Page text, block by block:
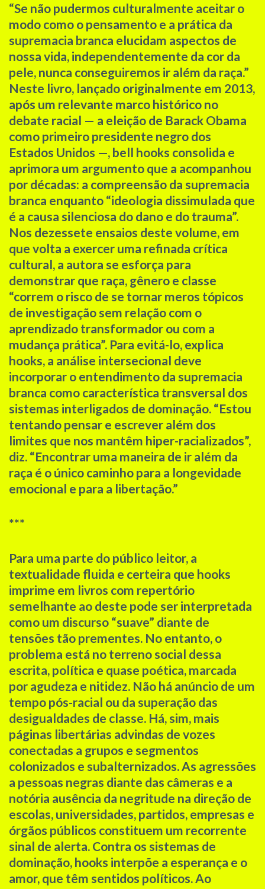
“Se não pudermos culturalmente aceitar o
modo como o pensamento e a prática da
supremacia branca elucidam aspectos de
nossa vida, independentemente da cor da
pele, nunca conseguiremos ir além da raça.”
Neste livro, lançado originalmente em 2013,
após um relevante marco histórico no
debate racial — a eleição de Barack Obama
como primeiro presidente negro dos
Estados Unidos —, bell hooks consolida e
aprimora um argumento que a acompanhou
por décadas: a compreensão da supremacia
branca enquanto “ideologia dissimulada que
é a causa silenciosa do dano e do trauma”.
Nos dezessete ensaios deste volume, em
que volta a exercer uma refinada crítica
cultural, a autora se esforça para
demonstrar que raça, gênero e classe
“correm o risco de se tornar meros tópicos
de investigação sem relação com o
aprendizado transformador ou com a
mudança prática”. Para evitá-lo, explica
hooks, a análise intersecional deve
incorporar o entendimento da supremacia
branca como característica transversal dos
sistemas interligados de dominação. “Estou
tentando pensar e escrever além dos
limites que nos mantêm hiper-racializados”,
diz. “Encontrar uma maneira de ir além da
raça é o único caminho para a longevidade
emocional e para a libertação.”
***
Para uma parte do público leitor, a
textualidade fluida e certeira que hooks
imprime em livros com repertório
semelhante ao deste pode ser interpretada
como um discurso “suave” diante de
tensões tão prementes. No entanto, o
problema está no terreno social dessa
escrita, política e quase poética, marcada
por agudeza e nitidez. Não há anúncio de um
tempo pós-racial ou da superação das
desigualdades de classe. Há, sim, mais
páginas libertárias advindas de vozes
conectadas a grupos e segmentos
colonizados e subalternizados. As agressões
a pessoas negras diante das câmeras e a
notória ausência da negritude na direção de
escolas, universidades, partidos, empresas e
órgãos públicos constituem um recorrente
sinal de alerta. Contra os sistemas de
dominação, hooks interpõe a esperança e o
amor, que têm sentidos políticos. Ao